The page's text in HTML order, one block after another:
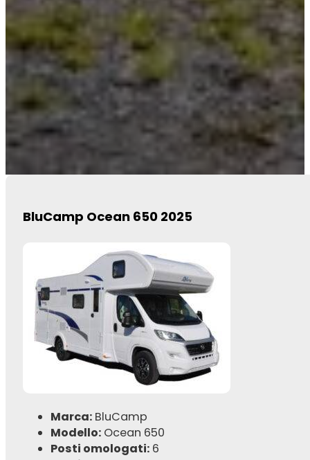
BluCamp Ocean 650 2025
Marca: BluCamp
Modello: Ocean 650
Posti omologati: 6